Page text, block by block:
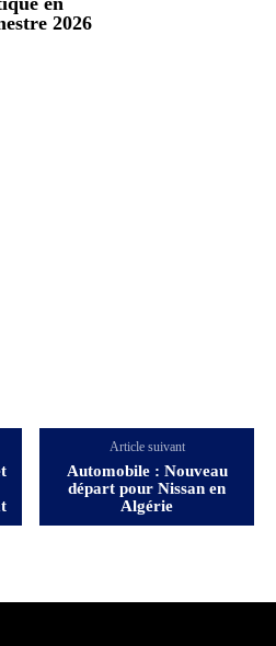
2026
Article suivant
Automobile : Nouveau
départ pour Nissan en
Algérie